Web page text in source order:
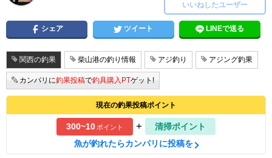
いいねしたユーザー
シェア ツイート LINEで送る
関西の釣果 柴山港の釣り情報 アジ釣り アジング釣果
カンパリに釣果投稿で釣具購入PTゲット!
現在の釣果投稿ポイント
300~10ポイント +
清掃ポイント
魚が釣れたらカンパリに投稿を